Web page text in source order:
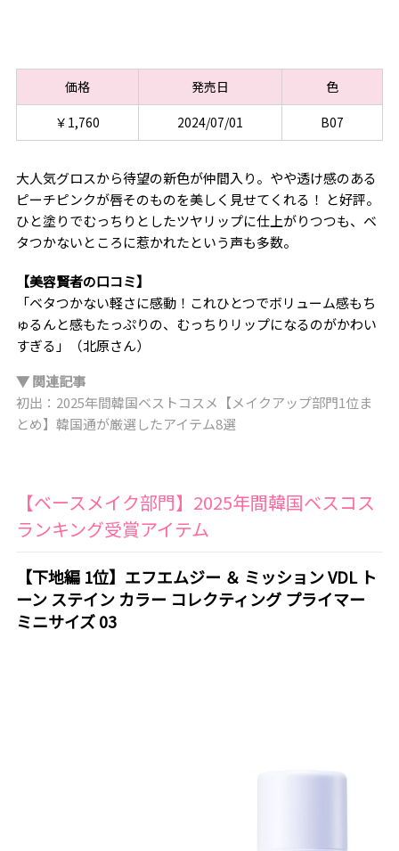
価格 発売日
色
￥1,760
2024/07/01 B07
大人気グロスから待望の新色が仲間入り。やや透け感のある
ピーチピンクが唇そのものを美しく見せてくれる！ と好評。
ひと塗りでむっちりとしたツヤリップに仕上がりつつも、ベ
タつかないところに惹かれたという声も多数。
【美容賢者の口コミ】
「ベタつかない軽さに感動！これひとつでボリューム感もち
ゅるんと感もたっぷりの、むっちりリップになるのがかわい
すぎる」（北原さん）
▼ 関連記事
初出：2025年間韓国ベストコスメ【メイクアップ部門1位ま
とめ】韓国通が厳選したアイテム8選
【ベースメイク部門】2025年間韓国ベスコス
ランキング受賞アイテム
【下地編 1位】エフエムジー ＆ ミッション VDL ト
ーン ステイン カラー コレクティング プライマー
ミニサイズ 03